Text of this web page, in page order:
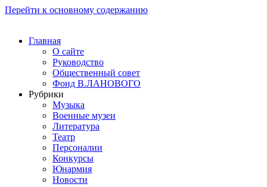
Перейти к основному содержанию
Главная
О сайте
Руководство
Общественный совет
Фонд В.ЛАНОВОГО
Рубрики
Музыка
Военные музеи
Литература
Театр
Персоналии
Конкурсы
Юнармия
Новости